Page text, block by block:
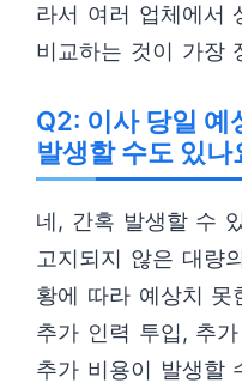
라서 여러 업체에서
비교하는 것이 가장
Q2: 이사 당일 예
발생할 수도 있나
네, 간혹 발생할 수
고지되지 않은 대량
황에 따라 예상치
추가 인력 투입, 추
추가 비용이 발생할